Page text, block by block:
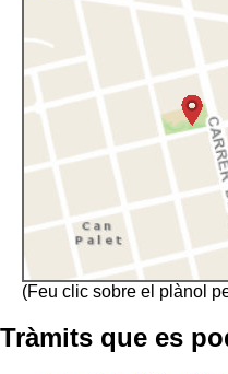
(Feu clic sobre el plànol
Tràmits que es